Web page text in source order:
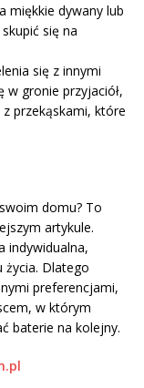
miękkie dywany lub
się na
się z innymi
w gronie przyjaciół,
przekąskami, które
domu? To
artykule.
indywidualna,
życia. Dlatego
preferencjami,
w którym
baterie na kolejny.